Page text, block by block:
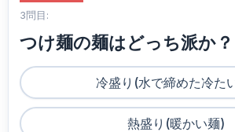
3問目:
つけ麺の麺はどっち派か？
冷盛り(水で締めた冷た
熱盛り(暖かい麺)